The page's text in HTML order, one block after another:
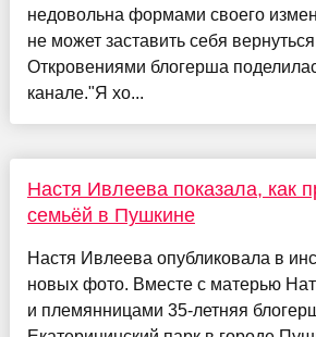
недовольна формами своего
не может заставить себя
Откровениями блогерша
канале."Я хо...
Настя Ивлеева показала, как
семьёй в Пушкине
Настя Ивлеева опубликовала в
новых фото. Вместе с матерью
и племянницами 35-летняя